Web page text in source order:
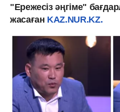
"Ережесіз әңгіме"
жасаған KAZ.NUR.KZ.